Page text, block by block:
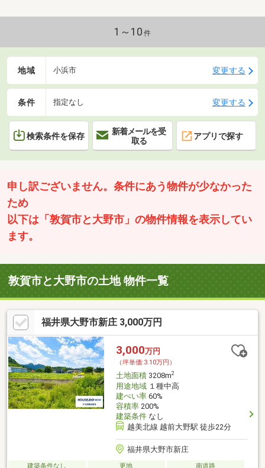
1～10 件
地域 小浜市 変更する
条件 指定なし 変更する
検索条件を保存
新着メールを受
取る
アプリで探す
申し訳ございません。条件にあう物件が少なかった
ため
以下は「敦賀市と大野市」の物件情報を表示してい
ます。
敦賀市と大野市の土地 物件一覧
福井県大野市新庄 3,000万円
3,000万円
（坪単価:3.10万円）
土地面積3208m2
用途地域１種中高
建ぺい率60%
容積率200%
建築条件なし
越美北線 越前大野駅 徒歩22分
福井県大野市新庄
建築条件なし 更地
南道路